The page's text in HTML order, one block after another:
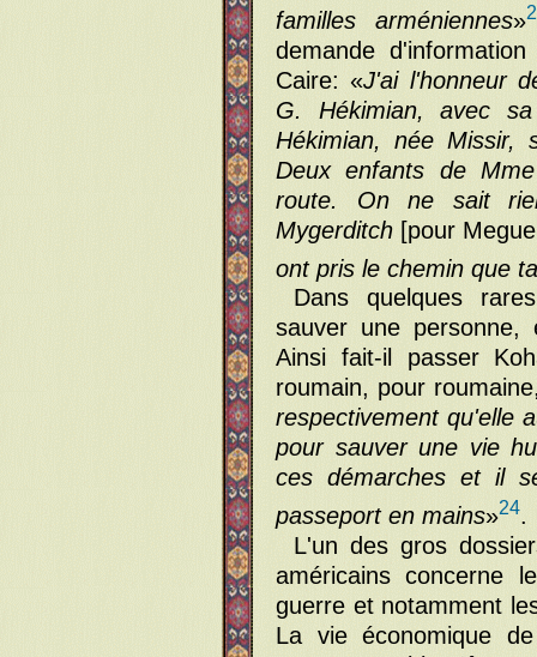
familles arméniennes»
demande
Caire: «J'ai l'honneur
G. Hékimian, avec
Hékimian, née Missir,
Deux enfants de
route. On ne sait
Mygerditch [pour
ont pris le chemin que
Dans quelques
sauver une
Ainsi fait-il passer
roumain, pour
respectivement qu'elle
pour sauver une vie
ces démarches et il
passeport en mains»24.
L'un des gros
américains concerne
guerre et notamment
La vie économique